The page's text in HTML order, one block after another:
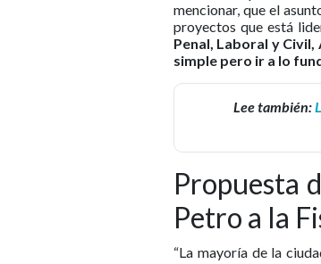
mencionar, que el
proyectos que está
Penal, Laboral y Civil,
simple pero ir a lo
Lee también:
Propuesta
Petro a la
“La mayoría de la